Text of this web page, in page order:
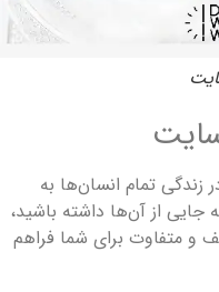
تمام انسان‌ها به
جایی از آن‌ها داشته باشید،
و متفاوت برای شما فراهم